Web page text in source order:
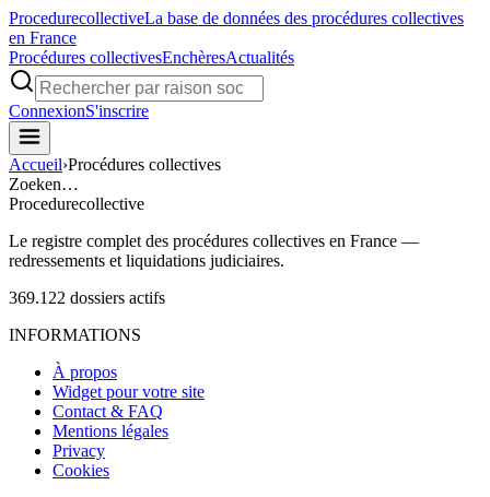
ProcedurecollectiveLa base de données des procédures collectives
en France
Procédures collectivesEnchèresActualités
ConnexionS'inscrire
Accueil›Procédures collectives
Zoeken…
Procedurecollective
Le registre complet des procédures collectives en France —
redressements et liquidations judiciaires.
369.122 dossiers actifs
INFORMATIONS
À propos
Widget pour votre site
Contact & FAQ
Mentions légales
Privacy
Cookies